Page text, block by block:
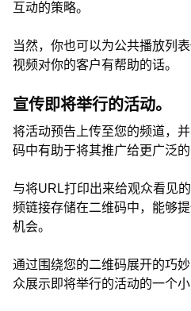
互动的策略。
当然，你也可以为公共播放列
视频对你的客户有帮助的话。
宣传即将举行的活动。
将活动预告上传至您的频道，
码中有助于将其推广给更广泛的
与将URL打印出来给观众看见
频链接存储在二维码中，能够
机会。
通过围绕您的二维码展开的巧
众展示即将举行的活动的一个